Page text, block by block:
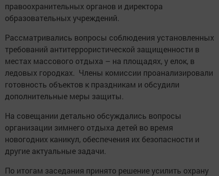
правоохранительных органов и директора
образовательных учреждений.
Рассматривались вопросы соблюдения установленных
требований антитеррористической защищенности в
местах массового отдыха – на площадях, у елок, в
ледовых городках. Члены комиссии проанализировали
готовность объектов к праздникам и обсудили
дополнительные меры защиты.
На совещании детально обсуждались вопросы
организации зимнего отдыха детей во время
новогодних каникул, обеспечения их безопасности и
другие актуальные задачи.
По итогам заседания принято решение усилить охрану